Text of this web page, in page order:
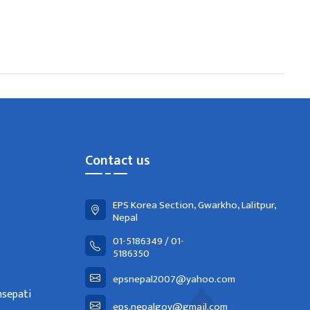
Contact us
EPS Korea Section, Gwarkho, Lalitpur,
Nepal
01-5186349 / 01-
5186350
epsnepal2007@yahoo.com